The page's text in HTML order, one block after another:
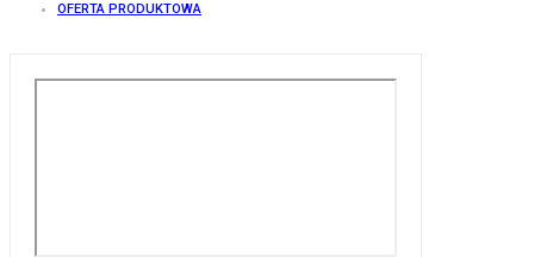
OFERTA PRODUKTOWA